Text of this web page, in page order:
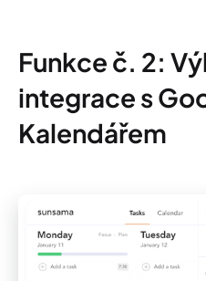
Funkce č. 2:
integrace s
Kalendářem